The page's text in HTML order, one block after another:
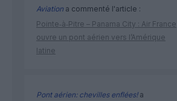
Aviation a commenté l'article :
Pointe‑à‑Pitre – Panama City : Air France
ouvre un pont aérien vers l’Amérique
latine
Pont aérien: chevilles enflées!a